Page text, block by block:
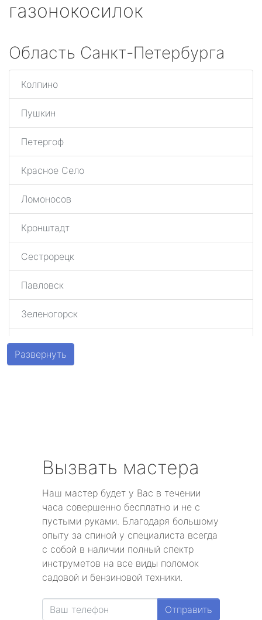
газонокосилок
Область Санкт-Петербурга
Колпино
Пушкин
Петергоф
Красное Село
Ломоносов
Кронштадт
Сестрорецк
Павловск
Зеленогорск
Шушары
Песочный
Левашово
Лисий Нос
Александровская
Развернуть
Вызвать мастера
Наш мастер будет у Вас в течении
часа совершенно бесплатно и не с
пустыми руками. Благодаря большому
опыту за спиной у специалиста всегда
с собой в наличии полный спектр
инструметов на все виды поломок
садовой и бензиновой техники.
Отправить